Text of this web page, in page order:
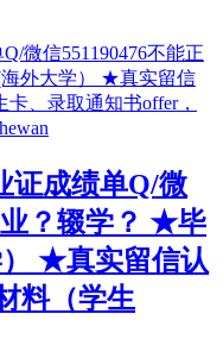
证成绩单Q/微
业？辍学？ ★毕
★真实留信认
料（学生